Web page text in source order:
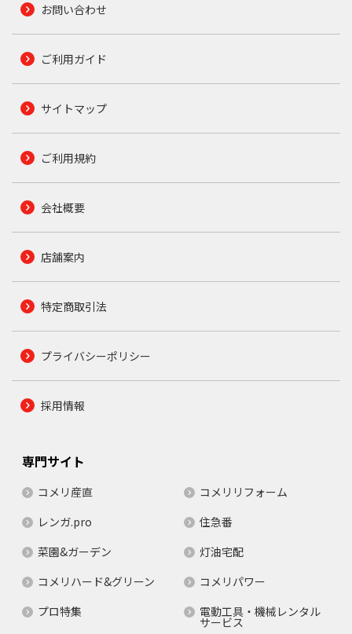
お問い合わせ
ご利用ガイド
サイトマップ
ご利用規約
会社概要
店舗案内
特定商取引法
プライバシーポリシー
採用情報
専門サイト
コメリ産直
コメリリフォーム
レンガ.pro
住急番
菜園&ガーデン
灯油宅配
コメリハード&グリーン
コメリパワー
プロ特集
電動工具・機械レンタル
サービス